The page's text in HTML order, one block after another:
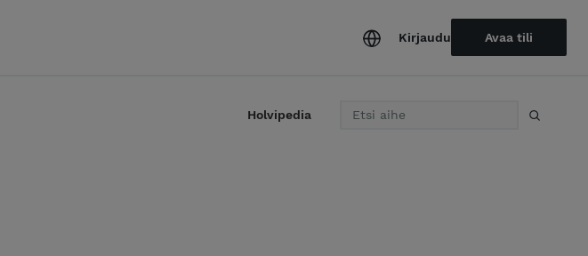
Kirjaudu Avaa tili
Holvipedia